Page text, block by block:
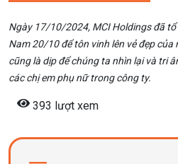
Ngày 17/10/2024, MCI Holdings đã tổ
Nam 20/10 để tôn vinh lên vẻ đẹp
cũng là dịp để chúng ta nhìn lại và tri
các chị em phụ nữ trong công ty.
393 lượt xem